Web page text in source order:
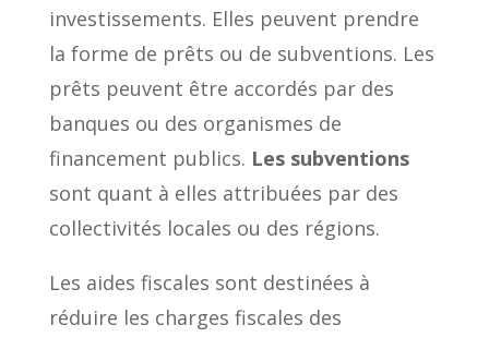
investissements. Elles peuvent prendre
la forme de prêts ou de subventions. Les
prêts peuvent être accordés par des
banques ou des organismes de
financement publics. Les subventions
sont quant à elles attribuées par des
collectivités locales ou des régions.
Les aides fiscales sont destinées à
réduire les charges fiscales des